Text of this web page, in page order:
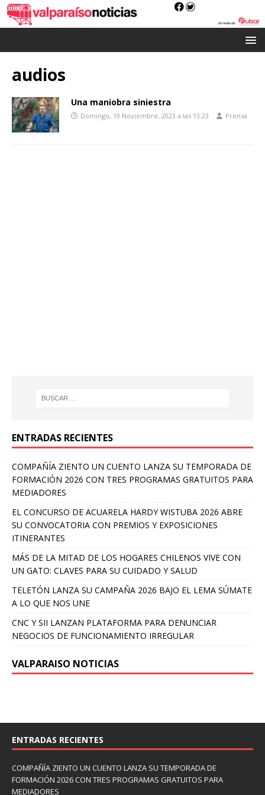
audios
Una maniobra siniestra
Domingo, 19 Noviembre, 2023 a las 13:23 Prensa
ENTRADAS RECIENTES
COMPAÑÍA ZIENTO UN CUENTO LANZA SU TEMPORADA DE
FORMACIÓN 2026 CON TRES PROGRAMAS GRATUITOS PARA
MEDIADORES
EL CONCURSO DE ACUARELA HARDY WISTUBA 2026 ABRE
SU CONVOCATORIA CON PREMIOS Y EXPOSICIONES
ITINERANTES
MÁS DE LA MITAD DE LOS HOGARES CHILENOS VIVE CON
UN GATO: CLAVES PARA SU CUIDADO Y SALUD
TELETÓN LANZA SU CAMPAÑA 2026 BAJO EL LEMA SÚMATE
A LO QUE NOS UNE
CNC Y SII LANZAN PLATAFORMA PARA DENUNCIAR
NEGOCIOS DE FUNCIONAMIENTO IRREGULAR
VALPARAISO NOTICIAS
ENTRADAS RECIENTES
COMPAÑÍA ZIENTO UN CUENTO LANZA SU TEMPORADA DE
FORMACIÓN 2026 CON TRES PROGRAMAS GRATUITOS PARA
MEDIADORES